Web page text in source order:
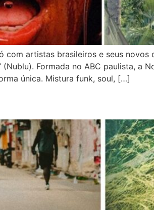
com artistas brasileiros e seus
(Nublu). Formada no ABC paulista, a
única. Mistura funk, soul, […]